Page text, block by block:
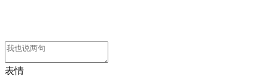
表情